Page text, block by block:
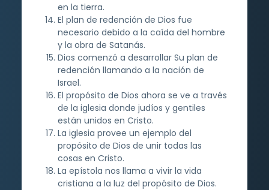
en la tierra.
El plan de redención de Dios fue
necesario debido a la caída del hombre
y la obra de Satanás.
Dios comenzó a desarrollar Su plan de
redención llamando a la nación de
Israel.
El propósito de Dios ahora se ve a través
de la iglesia donde judíos y gentiles
están unidos en Cristo.
La iglesia provee un ejemplo del
propósito de Dios de unir todas las
cosas en Cristo.
La epístola nos llama a vivir la vida
cristiana a la luz del propósito de Dios.